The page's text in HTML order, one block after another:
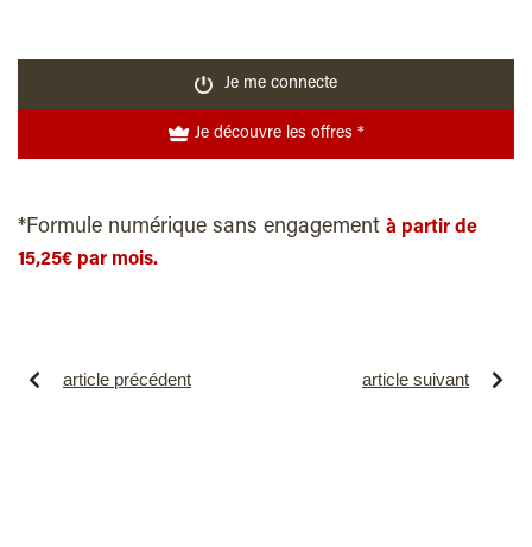
Je me connecte
Je découvre les offres *
*Formule numérique sans engagement à partir de
15,25€ par mois.
article précédent article suivant